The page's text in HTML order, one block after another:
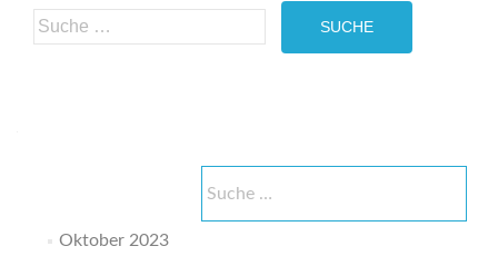
Suche
nach:
nach:
Oktober 2023